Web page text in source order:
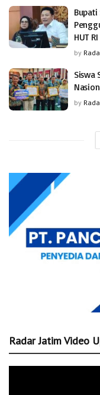
Bupati
HUT RI
by
Siswa
by
Radar Jatim Video